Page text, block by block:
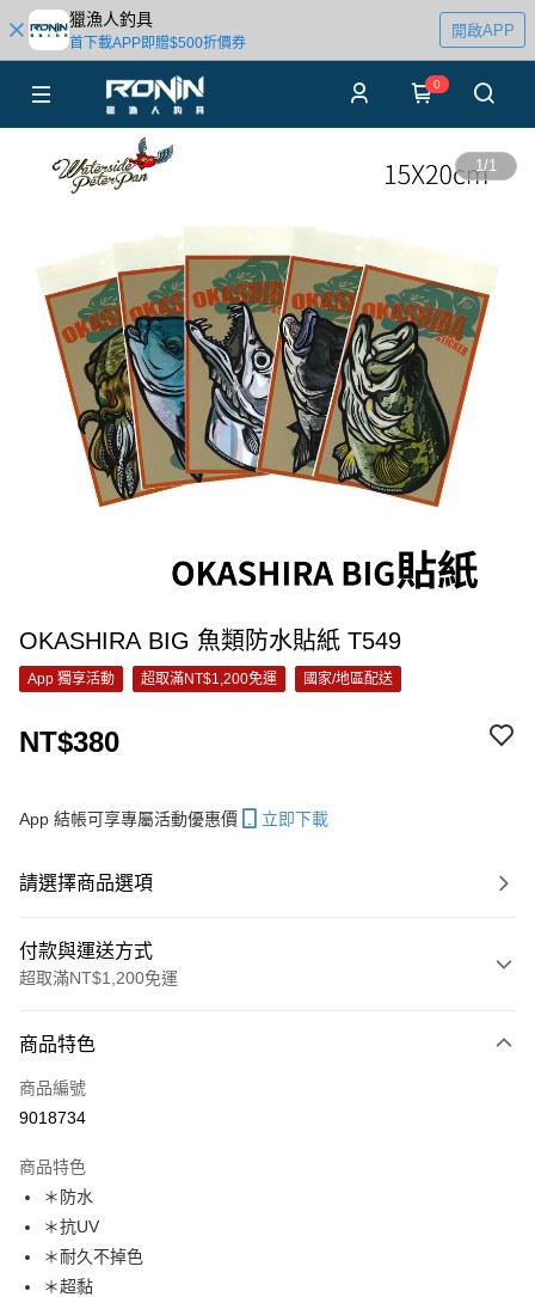
獵漁人釣具
首下載APP即贈$500折價券
開啟APP
0
1/1
OKASHIRA BIG 魚類防水貼紙 T549
App 獨享活動 超取滿NT$1,200免運 國家/地區配送
NT$380
App 結帳可享專屬活動優惠價 立即下載
請選擇商品選項
付款與運送方式
超取滿NT$1,200免運
信用卡一次付款
信用卡分期付款
合作金庫商業銀行
華南商業銀行
上海商業儲蓄銀行
國泰世華商業銀行
臺灣中小企業銀行
超商取貨付款
Apple Pay
街口支付
商品特色
商品編號
9018734
商品特色
＊防水
＊抗UV
＊耐久不掉色
＊超黏